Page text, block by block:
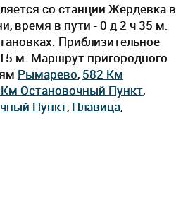
со станции Жердевка в
время в пути - 0 д 2 ч 35 м.
Приблизительное
м. Маршрут пригородного
Рымарево, 582 Км
Остановочный Пункт,
Пункт, Плавица,